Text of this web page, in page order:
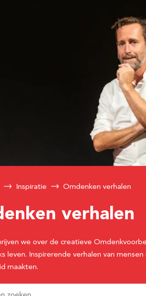
Inspiratie Omdenken verhalen
verhalen
we over de creatieve
leven. Inspirerende verhalen van
maakten.